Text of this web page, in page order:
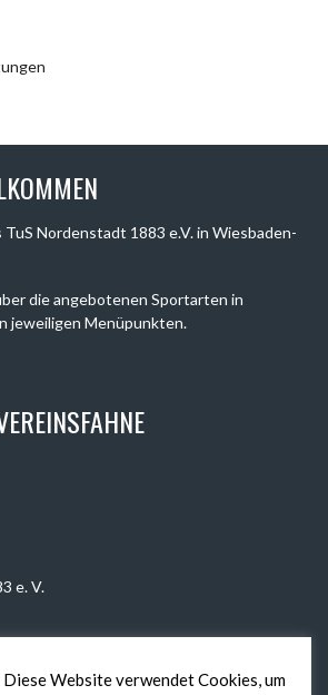
Nordenstadt 1883 e.V. in Wiesbaden-
die angebotenen Sportarten in
jeweiligen Menüpunkten.
e. V.
Diese Website verwendet Cookies, um